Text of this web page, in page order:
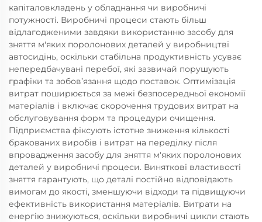
капіталовкладень у обладнання чи виробничі
потужності. Виробничі процеси стають більш
відлагодженими завдяки використанню засобу для
зняття м'яких поролонових деталей у виробництві
автосидінь, оскільки стабільна продуктивність усуває
непередбачувані перебої, які зазвичай порушують
графіки та зобов’язання щодо поставок. Оптимізація
витрат поширюється за межі безпосередньої економії
матеріалів і включає скорочення трудових витрат на
обслуговування форм та процедури очищення.
Підприємства фіксують істотне зниження кількості
бракованих виробів і витрат на переділку після
впровадження засобу для зняття м'яких поролонових
деталей у виробничі процеси. Виняткові властивості
зняття гарантують, що деталі постійно відповідають
вимогам до якості, зменшуючи відходи та підвищуючи
ефективність використання матеріалів. Витрати на
енергію знижуються, оскільки виробничі цикли стають